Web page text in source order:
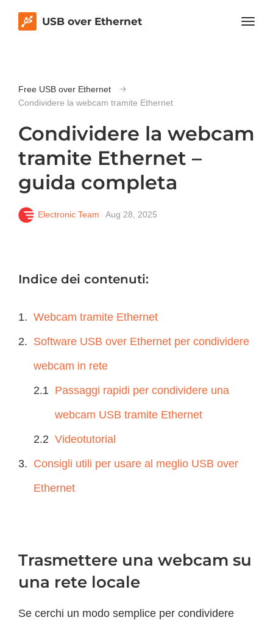
USB over Ethernet
Free USB over Ethernet
Condividere la webcam tramite Ethernet
Condividere la webcam
tramite Ethernet –
guida completa
Electronic Team Aug 28, 2025
Indice dei contenuti:
Webcam tramite Ethernet
Software USB over Ethernet per condividere
webcam in rete
Passaggi rapidi per condividere una
webcam USB tramite Ethernet
Videotutorial
Consigli utili per usare al meglio USB over
Ethernet
Trasmettere una webcam su
una rete locale
Se cerchi un modo semplice per condividere